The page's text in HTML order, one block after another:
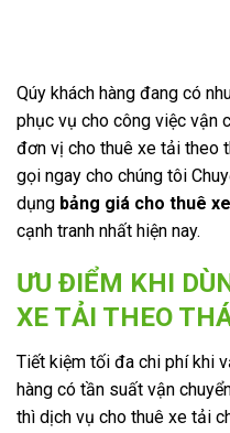
Qúy khách hàng đang có
phục vụ cho công việc vận
đơn vị cho thuê xe tải theo
gọi ngay cho chúng tôi
dụng bảng giá cho thuê
cạnh tranh nhất hiện nay.
ƯU ĐIỂM KHI
XE TẢI THEO
Tiết kiệm tối đa chi phí khi
hàng có tần suất vận
thì dịch vụ cho thuê xe tải